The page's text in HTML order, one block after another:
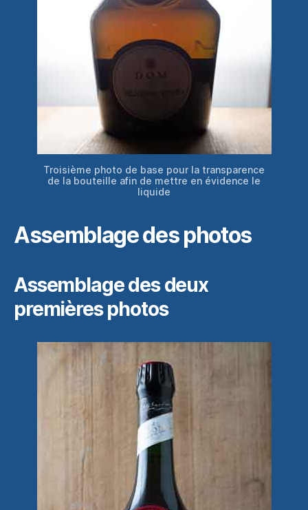
Troisième photo de base pour la transparence
de la bouteille afin de mettre en évidence le
liquide
Assemblage des photos
Assemblage des deux
premières photos